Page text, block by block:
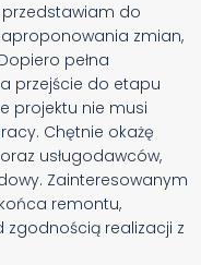
przedstawiam do
zmian,
pełna
przejście do etapu
projektu nie musi
Chętnie okażę
usługodawców,
Zainteresowanym
remontu,
realizacji z